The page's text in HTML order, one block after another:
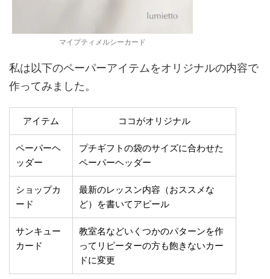
マイプティメルシーカード
私は以下のペーパーアイテムをオリジナルの内容で
作ってみました。
アイテム ココがオリジナル
ペーパーヘ
ッダー
プチギフトの袋のサイズに合わせた
ペーパーヘッダー
ショップカ
ード
最新のレッスン内容（おススメな
ど）を書いてアピール
サンキュー
カード
教室名などいくつかのパターンを作
ってリピーターの方も飽きないカー
ドに変更